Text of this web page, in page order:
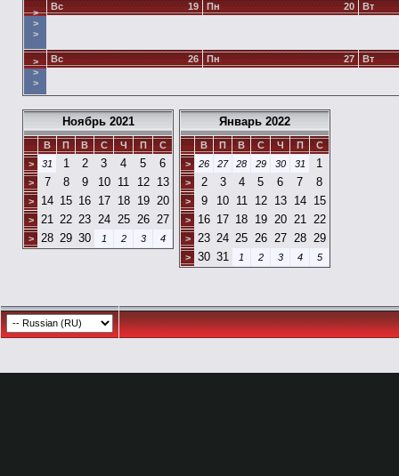
>
>
>
19
Вс 20
Пн Вт
>
>
>
26
Вс 27
Пн Вт
Ноябрь 2021
В П В С Ч П
С
>
31 1 2 3 4 5 6
> 7 8 9 10 11 12 13
> 14 15 16 17 18 19 20
> 21 22 23 24 25 26 27
> 28 29 30 1 2 3 4
Январь 2022
В П В С Ч П
С
>
26 27 28 29 30 31 1
> 2 3 4 5 6 7 8
> 9 10 11 12 13 14 15
> 16 17 18 19 20 21 22
> 23 24 25 26 27 28 29
> 30 31 1 2 3 4 5